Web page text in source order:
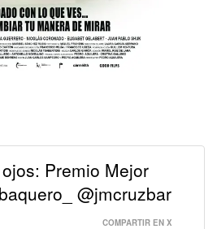
Premio Mejor
@jmcruzbar
COMPARTIR EN X